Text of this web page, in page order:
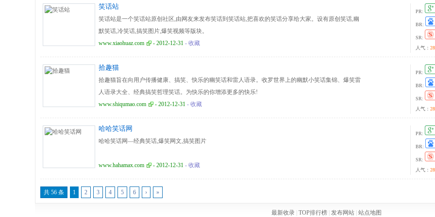
笑话站
笑话站是一个笑话站原创社区,由网友来发布笑话到笑话站,把喜欢的笑话分享给大家。设有原创笑话,幽
默笑话,冷笑话,搞笑图片,爆笑视频等版块。
www.xiaohuaz.com
- 2012-12-31 - 收藏
PR:
BR:
SR:
人气：
拾趣猫
拾趣猫旨在向用户传播健康、搞笑、快乐的幽笑话和雷人语录。收罗世界上的幽默小笑话集锦、爆笑雷
人语录大全、经典搞笑哲理笑话。为快乐的你增添更多的快乐!
www.shiqumao.com
- 2012-12-31 - 收藏
PR:
BR:
SR:
人气：
哈哈笑话网
哈哈笑话网—经典笑话,爆笑网文,搞笑图片
www.hahamax.com - 2012-12-31 - 收藏
PR:
BR:
SR:
人气：
共 56 条 1 2 3 4 5 6 › »
最新收录| TOP排行榜| 发布网站| 站点地图